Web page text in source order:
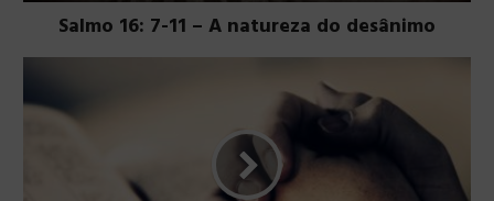
Salmo 16: 7-11 – A natureza do desânimo